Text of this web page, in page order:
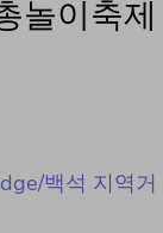
놀이축제
백석 지역거